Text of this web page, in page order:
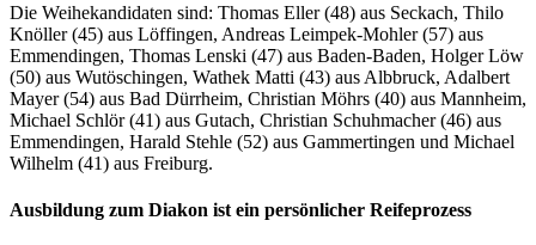
Die Weihekandidaten sind: Thomas Eller (48) aus Seckach, Thilo
Knöller (45) aus Löffingen, Andreas Leimpek-Mohler (57) aus
Emmendingen, Thomas Lenski (47) aus Baden-Baden, Holger Löw
(50) aus Wutöschingen, Wathek Matti (43) aus Albbruck, Adalbert
Mayer (54) aus Bad Dürrheim, Christian Möhrs (40) aus Mannheim,
Michael Schlör (41) aus Gutach, Christian Schuhmacher (46) aus
Emmendingen, Harald Stehle (52) aus Gammertingen und Michael
Wilhelm (41) aus Freiburg.
Ausbildung zum Diakon ist ein persönlicher Reifeprozess